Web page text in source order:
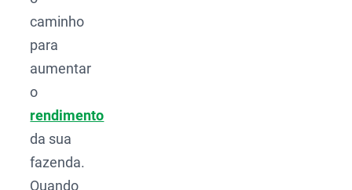
caminho
para
aumentar
o
rendimento
da sua
fazenda.
Quando